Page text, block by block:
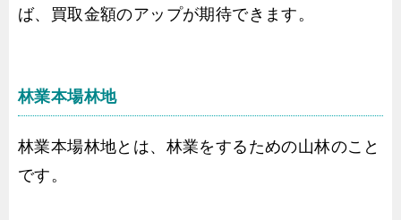
ば、買取金額のアップが期待できます。
林業本場林地
林業本場林地とは、林業をするための山林のこと
です。